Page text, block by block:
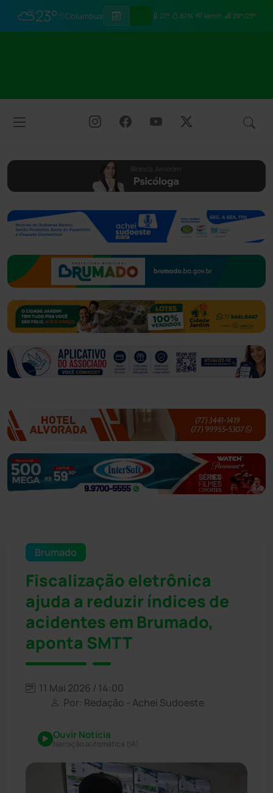
⛅23° Columbus 27° 87% 4km/h 29°/23°
Brumado
Fiscalização eletrônica
ajuda a reduzir índices de
acidentes em Brumado,
aponta SMTT
11 Mai 2026 / 14:00
Por: Redação - Achei Sudoeste
Ouvir Notícia
Narração automática (IA)